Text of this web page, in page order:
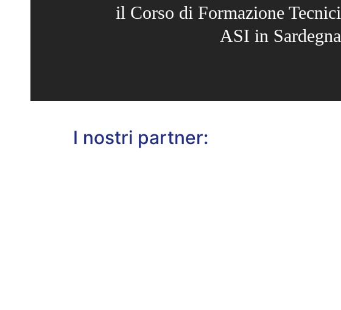
il Corso di Formazione Tecnici
ASI in Sardegna
I nostri partner: